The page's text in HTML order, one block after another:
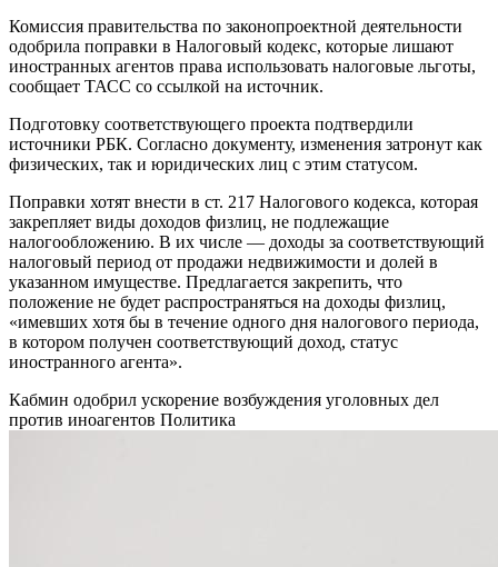
Комиссия правительства по законопроектной деятельности
одобрила поправки в Налоговый кодекс, которые лишают
иностранных агентов права использовать налоговые льготы,
сообщает ТАСС со ссылкой на источник.
Подготовку соответствующего проекта подтвердили
источники РБК. Согласно документу, изменения затронут как
физических, так и юридических лиц с этим статусом.
Поправки хотят внести в ст. 217 Налогового кодекса, которая
закрепляет виды доходов физлиц, не подлежащие
налогообложению. В их числе — доходы за соответствующий
налоговый период от продажи недвижимости и долей в
указанном имуществе. Предлагается закрепить, что
положение не будет распространяться на доходы физлиц,
«имевших хотя бы в течение одного дня налогового периода,
в котором получен соответствующий доход, статус
иностранного агента».
Кабмин одобрил ускорение возбуждения уголовных дел
против иноагентов Политика